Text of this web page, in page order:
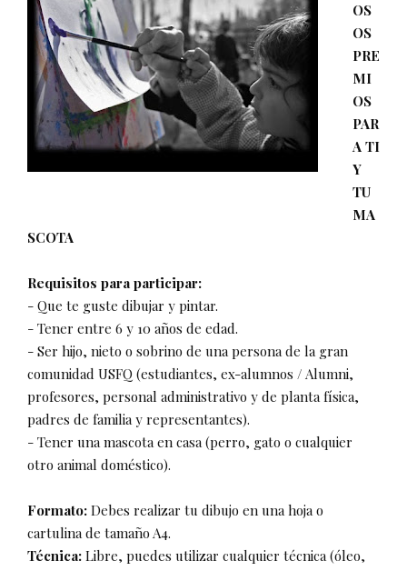
OS
OS
PRE
MI
OS
PAR
A TI
Y
TU
MA
SCOTA
Requisitos para participar:
- Que te guste dibujar y pintar.
- Tener entre 6 y 10 años de edad.
- Ser hijo, nieto o sobrino de una persona de la gran
comunidad USFQ (estudiantes, ex-alumnos / Alumni,
profesores, personal administrativo y de planta física,
padres de familia y representantes).
- Tener una mascota en casa (perro, gato o cualquier
otro animal doméstico).
Formato: Debes realizar tu dibujo en una hoja o
cartulina de tamaño A4.
Técnica: Libre, puedes utilizar cualquier técnica (óleo,